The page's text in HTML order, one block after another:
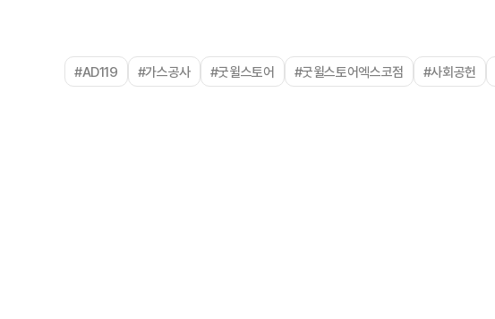
#AD119 #가스공사 #굿윌스토어 #굿윌스토어엑스코점 #사회공헌